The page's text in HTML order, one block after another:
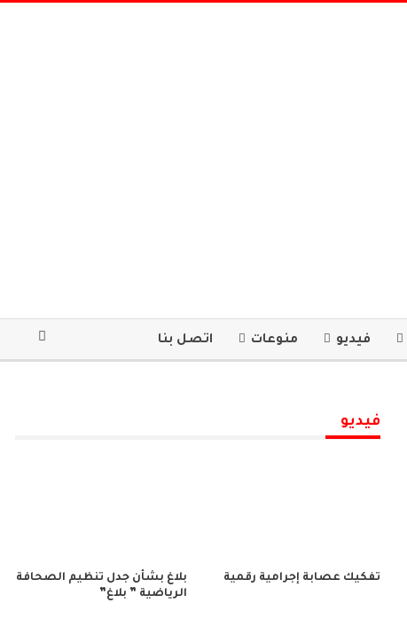
فيديو منوعات اتصل بنا
فيديو
تفكيك عصابة إجرامية رقمية
بلاغ بشأن جدل تنظيم الصحافة
الرياضية ” بلاغ”